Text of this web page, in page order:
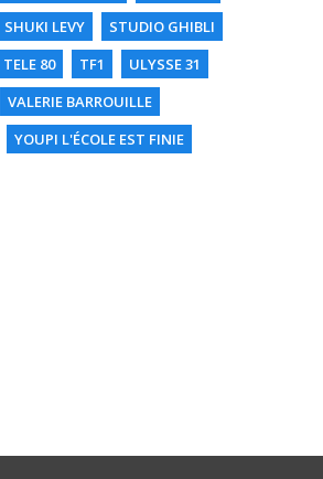
SHUKI LEVY
STUDIO GHIBLI
TELE 80 TF1
ULYSSE 31
VALERIE BARROUILLE
YOUPI L'ÉCOLE EST FINIE